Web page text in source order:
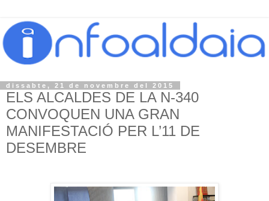
dissabte, 21 de novembre del 2015
ELS ALCALDES DE LA N-340
CONVOQUEN UNA GRAN
MANIFESTACIÓ PER L’11 DE
DESEMBRE